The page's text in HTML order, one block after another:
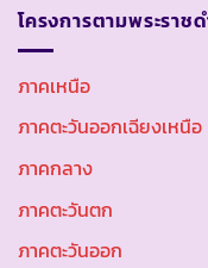
โครงการตามพระราช
ภาคเหนือ
ภาคตะวันออกเฉียงเหนือ
ภาคกลาง
ภาคตะวันตก
ภาคตะวันออก